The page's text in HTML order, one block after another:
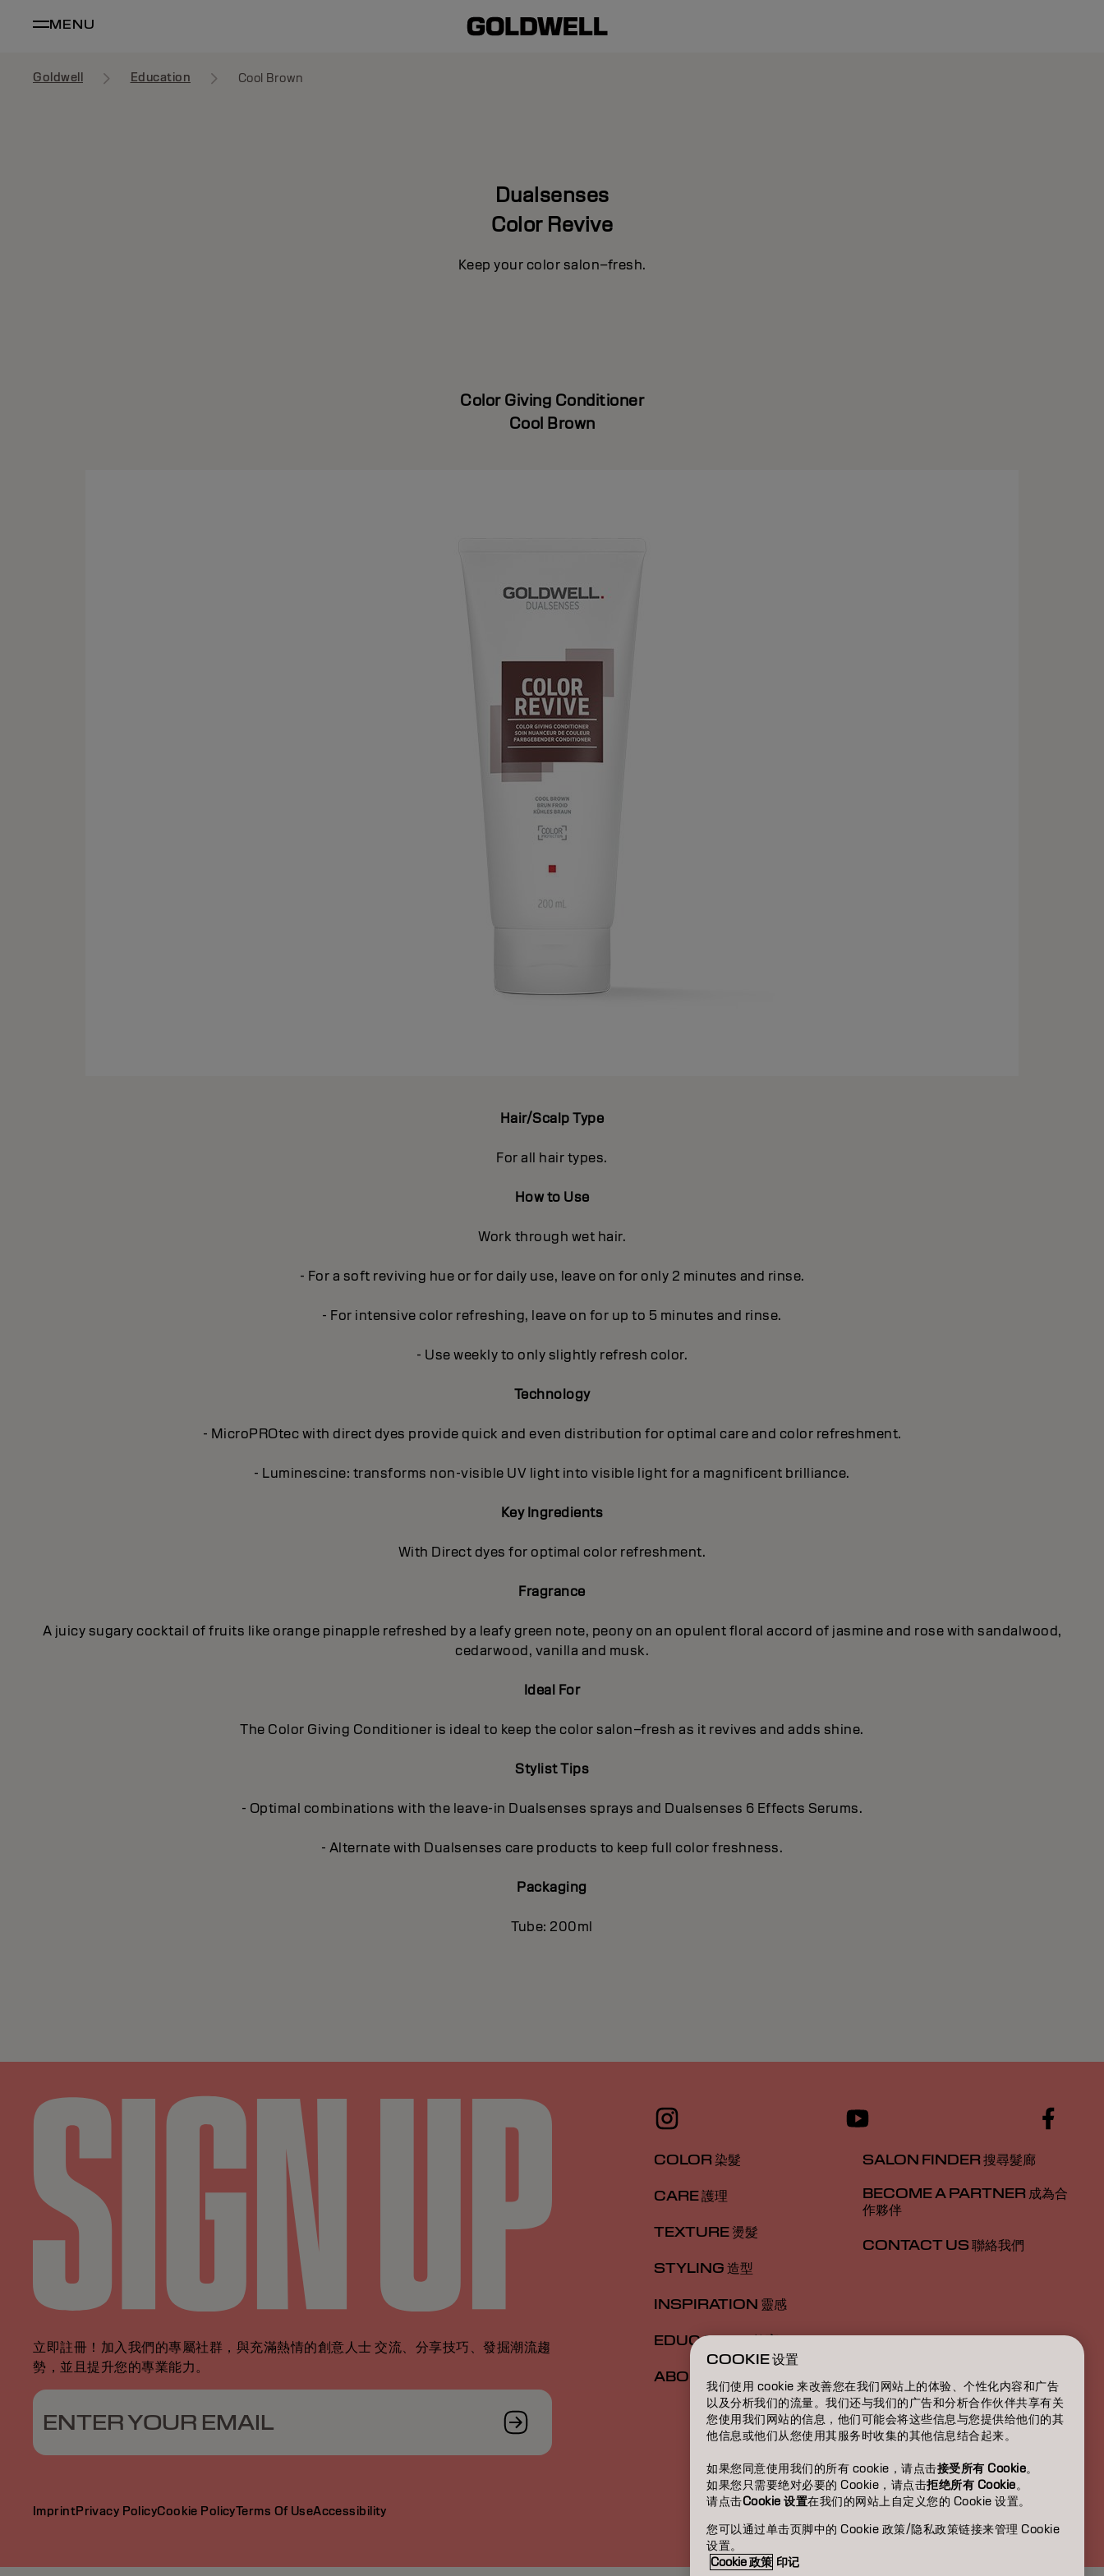
MENU
Goldwell Education Cool Brown
Dualsenses
Color Revive
Keep your color salon–fresh.
Color Giving Conditioner
Cool Brown
Hair/Scalp Type
For all hair types.
How to Use
Work through wet hair.
- For a soft reviving hue or for daily use, leave on for only 2 minutes and rinse.
- For intensive color refreshing, leave on for up to 5 minutes and rinse.
- Use weekly to only slightly refresh color.
Technology
- MicroPROtec with direct dyes provide quick and even distribution for optimal care and color refreshment.
- Luminescine: transforms non-visible UV light into visible light for a magnificent brilliance.
Key Ingredients
With Direct dyes for optimal color refreshment.
Fragrance
A juicy sugary cocktail of fruits like orange pinapple refreshed by a leafy green note, peony on an opulent floral accord of jasmine and rose with sandalwood,
cedarwood, vanilla and musk.
Ideal For
The Color Giving Conditioner is ideal to keep the color salon–fresh as it revives and adds shine.
Stylist Tips
- Optimal combinations with the leave-in Dualsenses sprays and Dualsenses 6 Effects Serums.
- Alternate with Dualsenses care products to keep full color freshness.
Packaging
Tube: 200ml
立即註冊！加入我們的專屬社群，與充滿熱情的創意人士 交流、分享技巧、發掘潮流趨
勢，並且提升您的專業能力。
ENTER YOUR EMAIL
COLOR 染髮
CARE 護理
TEXTURE 燙髮
STYLING 造型
INSPIRATION 靈感
EDUCATION 教育
ABOUT 關於我們
SALON FINDER 搜尋髮廊
BECOME A PARTNER 成為合
作夥伴
CONTACT US 聯絡我們
ImprintPrivacy PolicyCookie PolicyTerms Of UseAccessibility HK | Chinese (Traditional)
COOKIE 设置
我们使用 cookie 来改善您在我们网站上的体验、个性化内容和广告
以及分析我们的流量。我们还与我们的广告和分析合作伙伴共享有关
您使用我们网站的信息，他们可能会将这些信息与您提供给他们的其
他信息或他们从您使用其服务时收集的其他信息结合起来。
如果您同意使用我们的所有 cookie，请点击接受所有 Cookie。
如果您只需要绝对必要的 Cookie，请点击拒绝所有 Cookie。
请点击Cookie 设置在我们的网站上自定义您的 Cookie 设置。
您可以通过单击页脚中的 Cookie 政策/隐私政策链接来管理 Cookie
设置。
Cookie 政策 印记